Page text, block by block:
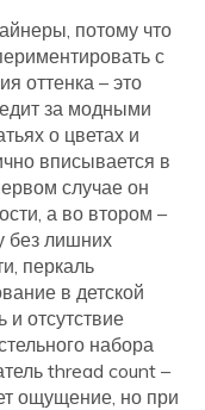
потому что
с
оттенка – это
за модными
о цветах и
вписывается в
случае он
а во втором –
без лишних
перкаль
в детской
и отсутствие
набора
thread count –
ощущение, но при